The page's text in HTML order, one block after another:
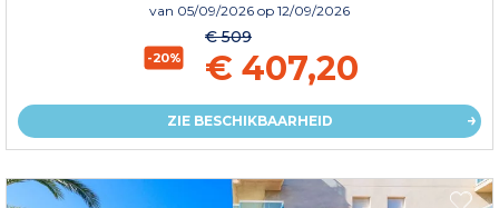
van 05/09/2026 op 12/09/2026
-20%
€ 509
€ 407,20
ZIE BESCHIKBAARHEID